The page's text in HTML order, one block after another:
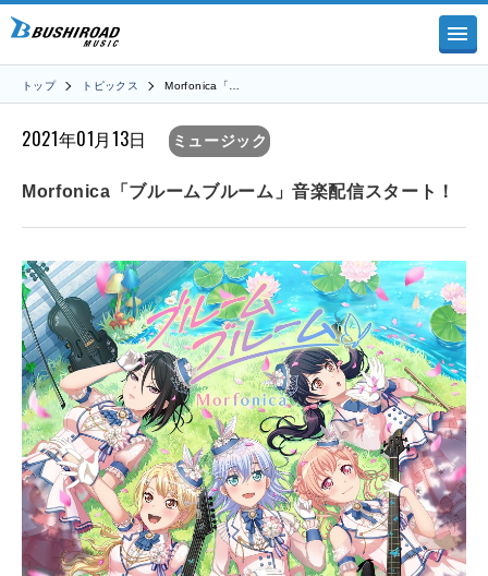
トップ トピックス Morfonica「…
2021年01月13日 ミュージック
Morfonica「ブルームブルーム」音楽配信スタート！